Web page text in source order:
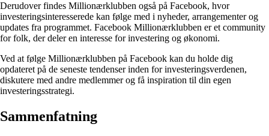
Derudover findes Millionærklubben også på Facebook, hvor
investeringsinteresserede kan følge med i nyheder, arrangementer og
updates fra programmet. Facebook Millionærklubben er et community
for folk, der deler en interesse for investering og økonomi.
Ved at følge Millionærklubben på Facebook kan du holde dig
opdateret på de seneste tendenser inden for investeringsverdenen,
diskutere med andre medlemmer og få inspiration til din egen
investeringsstrategi.
Sammenfatning